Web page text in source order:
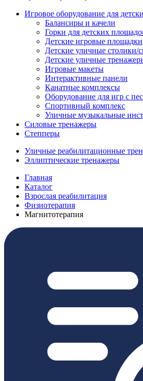
Игровое оборудование для
Балансиры и качели
Горки для детских
Детские игровые площадки
Детские уличные столики/
Детские уличные
Игровые макеты
Интерактивные панели
Канатные комплексы
Оборудование для игр с
Спортивный комплекс
Уличные музыкальные
Силовые тренажеры
Степперы
Уличные реабилитационные
Эллиптические тренажеры
Главная
Каталог
Взрослая реабилитация
Физиотерапия
Магнитотерапия